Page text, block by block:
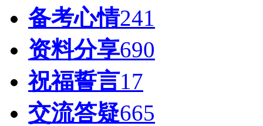
备考心情241
资料分享690
祝福誓言17
交流答疑665